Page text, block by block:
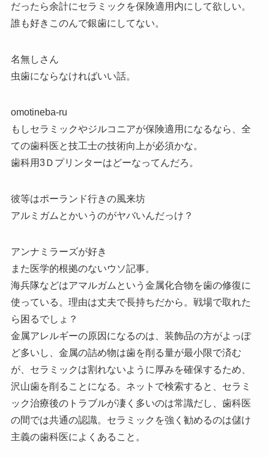
だったら余計にセラミックを保険適用内にして欲しい。
誰も好きこのんで銀歯にしてない。
名無しさん
虫歯にならなければいい話。
omotineba-ru
もしセラミックやジルコニアが保険適用になるなら、全
ての歯科医と技工士の技術向上が必須かな。
歯科用3Ｄプリンターはどーなってんだろ。
彼等はポーランド行きの風来坊
アルミガムとかいうのがヤバいんだっけ？
アンナミラーズが好き
また医学的根拠のないウソ記事。
海兵隊などはアマルガムという金属化合物を歯の修復に
使っている。理由は丈夫で長持ちだから。戦場で取れた
ら困るでしょ？
金属アレルギーの原因になるのは、装飾品の方がよっぽ
ど多いし、金属の詰め物は歯を削る量が最小限で済む
が、セラミックは割れないように厚みを確保するため、
沢山歯を削ることになる。ネットで検索すると、セラミ
ック治療後のトラブルが凄く多いのは常識だし、歯科医
の間では共通の認識。セラミックを強く勧めるのは儲け
主義の歯科医によくあること。